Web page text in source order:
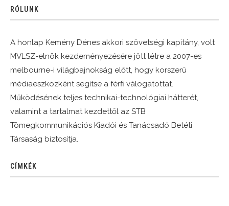
RÓLUNK
A honlap Kemény Dénes akkori szövetségi kapitány, volt
MVLSZ-elnök kezdeményezésére jött létre a 2007-es
melbourne-i világbajnokság előtt, hogy korszerű
médiaeszközként segítse a férfi válogatottat.
Működésének teljes technikai-technológiai hátterét,
valamint a tartalmat kezdettől az STB
Tömegkommunikációs Kiadói és Tanácsadó Betéti
Társaság biztosítja.
CÍMKÉK